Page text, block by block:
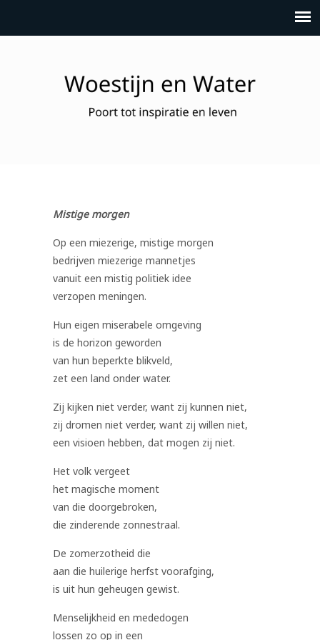
Mistige morgen
Op een miezerige, mistige morgen
bedrijven miezerige mannetjes
vanuit een mistig politiek idee
verzopen meningen.
Hun eigen miserabele omgeving
is de horizon geworden
van hun beperkte blikveld,
zet een land onder water.
Zij kijken niet verder, want zij kunnen niet,
zij dromen niet verder, want zij willen niet,
een visioen hebben, dat mogen zij niet.
Het volk vergeet
het magische moment
van die doorgebroken,
die zinderende zonnestraal.
De zomerzotheid die
aan die huilerige herfst voorafging,
is uit hun geheugen gewist.
Menselijkheid en mededogen
lossen zo op in een